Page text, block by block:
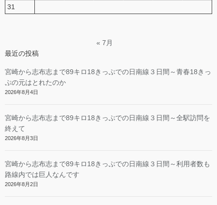
31
« 7月
最近の投稿
宮崎から志布志まで89キロ18きっぷでの日南線３日間～青春18きっ
ぷの元はとれたのか
2026年8月4日
宮崎から志布志まで89キロ18きっぷでの日南線３日間～全駅訪問を
終えて
2026年8月3日
宮崎から志布志まで89キロ18きっぷでの日南線３日間～利用者数も
路線内では巨人なんです
2026年8月2日